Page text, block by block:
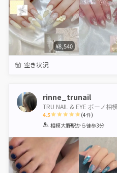
¥8,540
空き状況
rinne_trunail
TRU NAIL & EYE ボーノ相
4.5
1 2 3 4 5
(4件)
相模大野駅から徒歩3分